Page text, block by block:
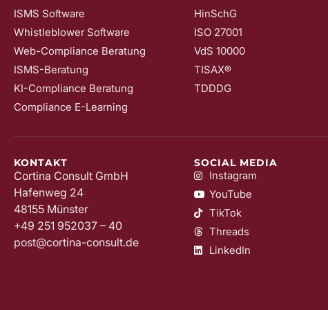
ISMS Software
Whistleblower Software
Web-Compliance Beratung
ISMS-Beratung
KI-Compliance Beratung
Compliance E-Learning
HinSchG
ISO 27001
VdS 10000
TISAX®
TDDDG
KONTAKT
Cortina Consult GmbH
Hafenweg 24
48155 Münster
+49 251 952037 – 40
post@cortina-consult.de
SOCIAL MEDIA
Instagram
YouTube
TikTok
Threads
LinkedIn